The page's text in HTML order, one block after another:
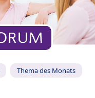
Thema des Monats